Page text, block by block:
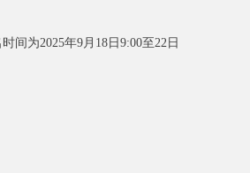
间为2025年9月18日9:00至22日